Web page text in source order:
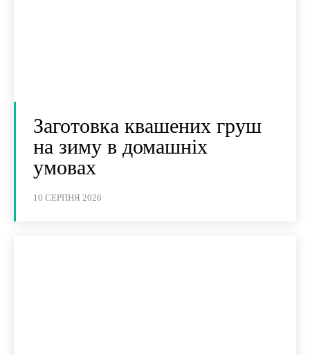
Заготовка квашених груш
на зиму в домашніх
умовах
10 СЕРПНЯ 2026